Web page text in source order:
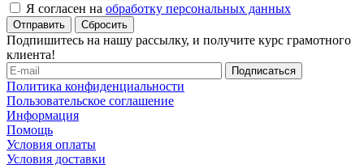
Я согласен на обработку персональных данных
Сбросить
Подпишитесь на нашу рассылку, и получите курс грамотного
клиента!
Политика конфиденциальности
Пользовательское соглашение
Информация
Помощь
Условия оплаты
Условия доставки